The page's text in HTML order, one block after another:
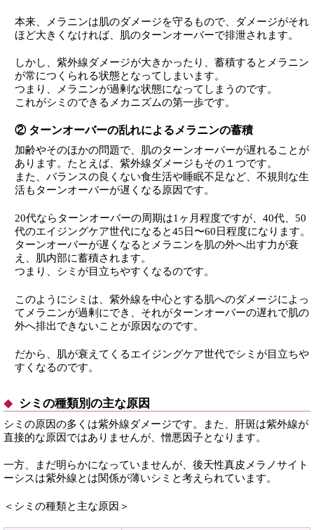
本来、メラニンは肌のダメージを守るもので、ダメージがそれ
ほど大きくなければ、肌のターンオーバーで排泄されます。
しかし、紫外線ダメージが大きかったり、蓄積するとメラニン
が常につくられる状態となってしまいます。
つまり、メラニンが過剰な状態になってしまうのです。
これがシミのできるメカニズムの第一歩です。
② ターンオーバーの乱れによるメラニンの蓄積
加齢やそのほかの問題で、肌のターンオーバーが遅れることが
あります。たとえば、紫外線ダメージもその１つです。
また、バランスの良くない食生活や睡眠不足など、不規則な生
活もターンオーバーが遅くなる原因です。
20代ならターンオーバーの周期は1ヶ月程度ですが、40代、50
代のエイジングケア世代になると45日〜60日程度になります。
ターンオーバーが遅くなるとメラニンを肌の外へ出す力が衰
え、肌内部に蓄積されます。
つまり、シミが目立ちやすくなるのです。
このようにシミは、紫外線を中心とする肌へのダメージによっ
てメラニンが過剰にでき、それがターンオーバーの遅れで肌の
外へ排出できないことが原因なのです。
だから、肌が衰えてくるエイジングケア世代でシミが目立ちや
すくなるのです。
シミの種類別の主な原因
シミの原因の多くは紫外線ダメージです。また、肝斑は紫外線が
直接的な原因ではありませんが、憎悪因子となります。
一方、まだ明らかになっていませんが、後天性真皮メラノサイト
ーシスは紫外線とは関係が薄いシミと考えられています。
＜シミの種類と主な原因＞